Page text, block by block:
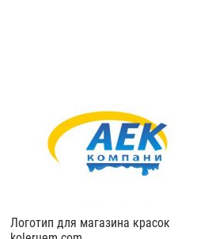
Логотип для магазина красок